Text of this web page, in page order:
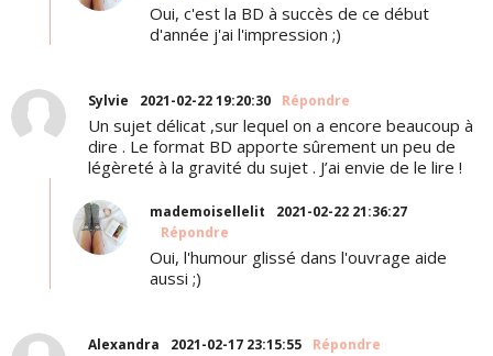
Oui, c'est la BD à succès de ce début
d'année j'ai l'impression ;)
Sylvie 2021-02-22 19:20:30 Répondre
Un sujet délicat ,sur lequel on a encore beaucoup à
dire . Le format BD apporte sûrement un peu de
légèreté à la gravité du sujet . J’ai envie de le lire !
mademoisellelit
2021-02-22 21:36:27
Répondre
Oui, l'humour glissé dans l'ouvrage aide
aussi ;)
Alexandra 2021-02-17 23:15:55 Répondre